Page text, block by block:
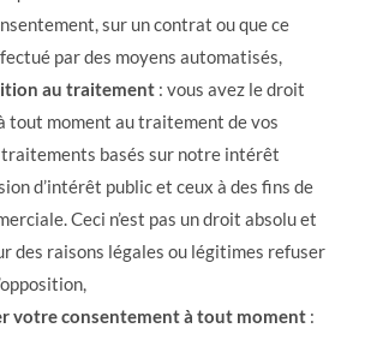
sur un contrat ou que ce
par des moyens automatisés,
au traitement : vous avez le droit
tout moment au traitement de vos
traitements basés sur notre intérêt
d’intérêt public et ceux à des fins de
Ceci n’est pas un droit absolu et
des raisons légales ou légitimes refuser
votre consentement à tout moment :